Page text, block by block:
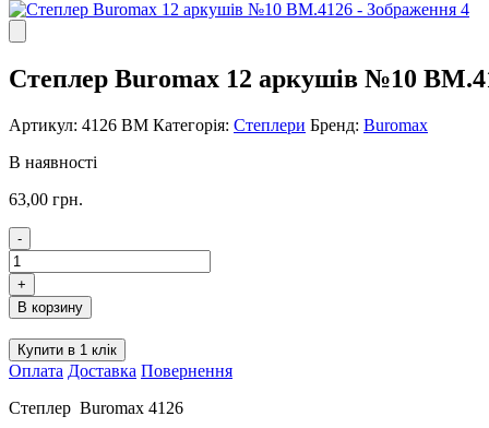
Степлер Buromax 12 аркушів №10
Артикул: 4126 BM Категорія: Степлери Бренд: Buromax
В наявності
63,00 грн.
-
Степлер
Buromax
12
аркушів
№10
BM.4126
кількість
+
В корзину
Купити в 1 клік
Оплата Доставка Повернення
Степлер Buromax 4126